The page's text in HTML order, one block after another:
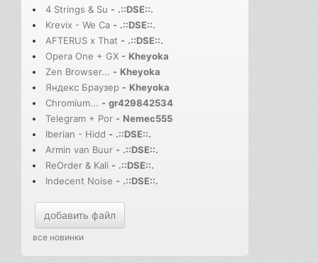
4 Strings & Su - .::DSE::.
Krevix - We Ca - .::DSE::.
AFTERUS x That - .::DSE::.
Opera One + GX - Kheyoka
Zen Browser... - Kheyoka
Яндекс Браузер - Kheyoka
Chromium... - gr429842534
Telegram + Por - Nemec555
Iberian - Hidd - .::DSE::.
Armin van Buur - .::DSE::.
ReOrder & Kali - .::DSE::.
Indecent Noise - .::DSE::.
добавить файл
все новинки